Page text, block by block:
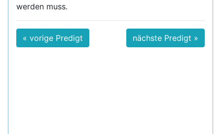
werden muss.
« vorige Predigt nächste Predigt »